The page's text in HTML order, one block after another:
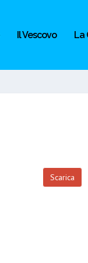
Il Vescovo La
Scarica